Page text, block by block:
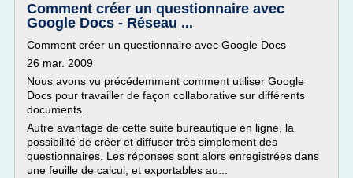
Comment créer un questionnaire avec
Google Docs - Réseau ...
Comment créer un questionnaire avec Google Docs
26 mar. 2009
Nous avons vu précédemment comment utiliser Google
Docs pour travailler de façon collaborative sur différents
documents.
Autre avantage de cette suite bureautique en ligne, la
possibilité de créer et diffuser très simplement des
questionnaires. Les réponses sont alors enregistrées dans
une feuille de calcul, et exportables au...